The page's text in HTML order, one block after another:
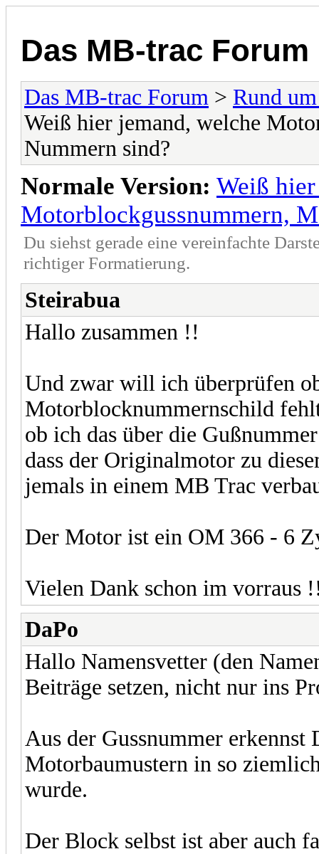
Das MB-trac Forum
Das MB-trac Forum > Rund
Weiß hier jemand, welche
Nummern sind?
Normale Version: Weiß
Motorblockgussnummern,
Du siehst gerade eine vereinfachte
richtiger Formatierung.
Steirabua
Hallo zusammen !!
Und zwar will ich überprüfen
Motorblocknummernschild
ob ich das über die
dass der Originalmotor zu
jemals in einem MB Trac
Der Motor ist ein OM 366 - 6
Vielen Dank schon im vorraus
DaPo
Hallo Namensvetter (den
Beiträge setzen, nicht nur ins
Aus der Gussnummer
Motorbaumustern in so
wurde.
Der Block selbst ist aber auch